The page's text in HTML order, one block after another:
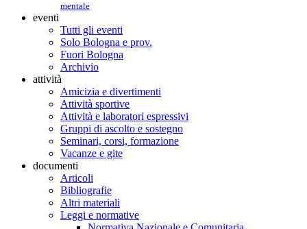
mentale
eventi
Tutti gli eventi
Solo Bologna e prov.
Fuori Bologna
Archivio
attività
Amicizia e divertimenti
Attività sportive
Attività e laboratori espressivi
Gruppi di ascolto e sostegno
Seminari, corsi, formazione
Vacanze e gite
documenti
Articoli
Bibliografie
Altri materiali
Leggi e normative